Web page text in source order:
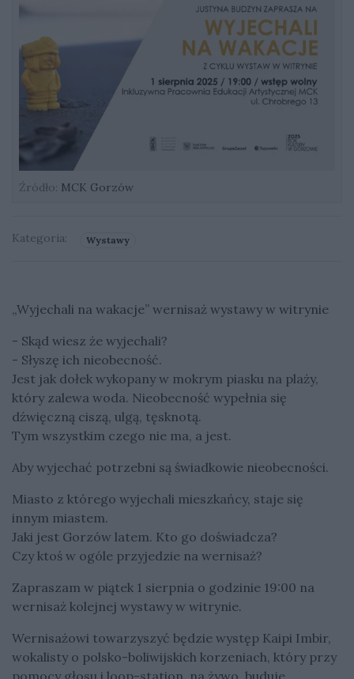
Źródło: MCK Gorzów
Kategoria: Wystawy
„Wyjechali na wakacje” wernisaż wystawy w witrynie
- Skąd wiesz że wyjechali?
- Słyszę ich nieobecność.
Jest jak dołek wykopany w mokrym piasku na plaży,
który zalewa woda. Nieobecność wypełnia się
dźwięczną ciszą, ulgą, tęsknotą.
Tym wszystkim czego nie ma, a jest.
Aby wyjechać potrzebni są świadkowie nieobecności.
Miasto z którego wyjechali mieszkańcy, staje się
innym miastem.
Jaki jest Gorzów latem. Kto go doświadcza?
Czy ktoś w ogóle przyjedzie na wernisaż?
Zapraszam w piątek 1 sierpnia o godzinie 19:00 na
wernisaż kolejnej wystawy w witrynie.
Wernisażowi towarzyszyć będzie występ Kaipi Imbir,
wokalisty o polsko-boliwijskich korzeniach, który przy
pomocy głosu i loop-station, na żywo, buduje